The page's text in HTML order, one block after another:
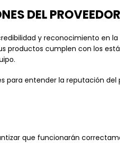
DEL PROVEEDOR
y reconocimiento en
cumplen con los
para entender la reputación
que funcionarán